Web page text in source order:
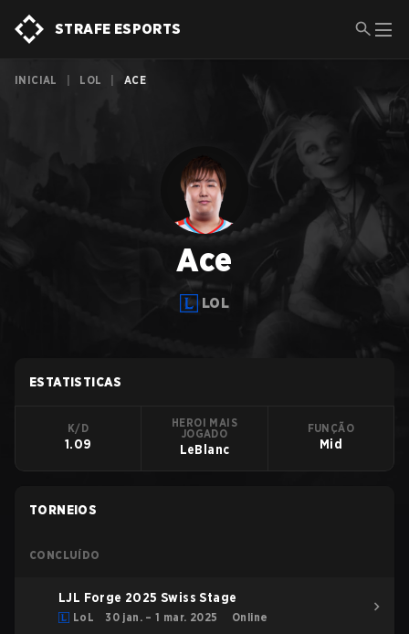
STRAFE ESPORTS
INICIAL LOL ACE
Ace
LOL
ESTATISTICAS
K/D
1.09
HEROI MAIS
JOGADO
LeBlanc
FUNÇÃO
Mid
TORNEIOS
CONCLUÍDO
LJL Forge 2025 Swiss Stage
LoL 30 jan. – 1 mar. 2025 Online